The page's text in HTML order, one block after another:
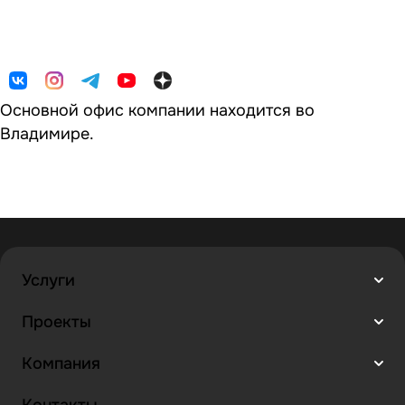
Основной офис компании находится во
Владимире.
Услуги
Проекты
Компания